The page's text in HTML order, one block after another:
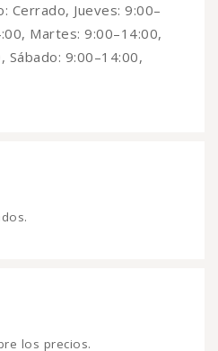
Cerrado, Jueves: 9:00–
Martes: 9:00–14:00,
Sábado: 9:00–14:00,
los precios.